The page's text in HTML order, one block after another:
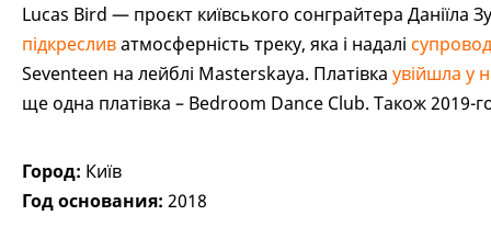
Lucas Bird — проєкт київського сонграйтера Даніїла
підкресливатмосферність треку, яка і надалі
Seventeen на лейблі Masterskaya. Платівка увійшла у
ще одна платівка – Bedroom Dance Club. Також 2019-
Город: Київ
Год основания: 2018